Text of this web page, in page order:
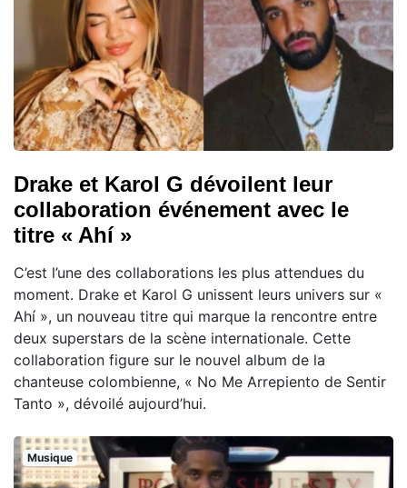
Drake et Karol G dévoilent leur
collaboration événement avec le
titre « Ahí »
C’est l’une des collaborations les plus attendues du
moment. Drake et Karol G unissent leurs univers sur «
Ahí », un nouveau titre qui marque la rencontre entre
deux superstars de la scène internationale. Cette
collaboration figure sur le nouvel album de la
chanteuse colombienne, « No Me Arrepiento de Sentir
Tanto », dévoilé aujourd’hui.
Musique